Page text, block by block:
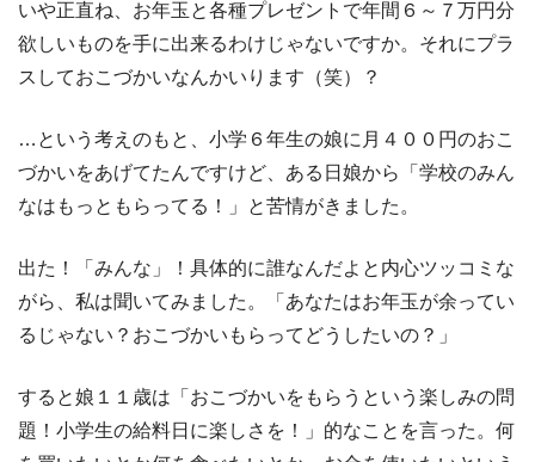
いや正直ね、お年玉と各種プレゼントで年間６～７万円分
欲しいものを手に出来るわけじゃないですか。それにプラ
スしておこづかいなんかいります（笑）？
…という考えのもと、小学６年生の娘に月４００円のおこ
づかいをあげてたんですけど、ある日娘から「学校のみん
なはもっともらってる！」と苦情がきました。
出た！「みんな」！具体的に誰なんだよと内心ツッコミな
がら、私は聞いてみました。「あなたはお年玉が余ってい
るじゃない？おこづかいもらってどうしたいの？」
すると娘１１歳は「おこづかいをもらうという楽しみの問
題！小学生の給料日に楽しさを！」的なことを言った。何